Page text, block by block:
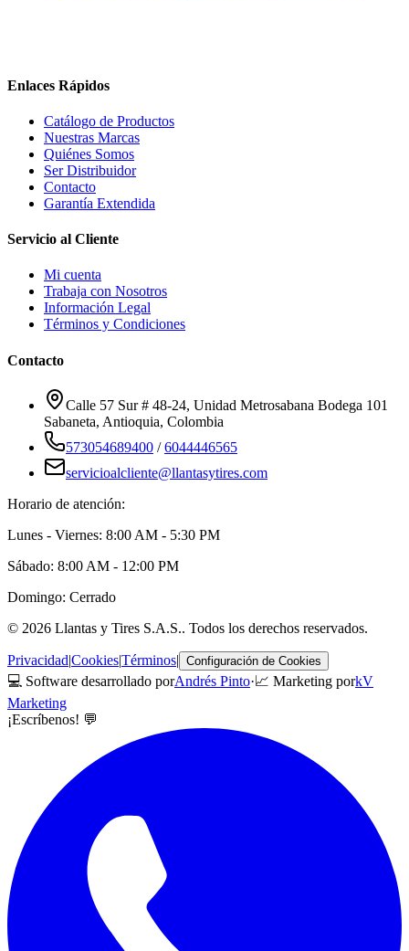
Enlaces Rápidos
Catálogo de Productos
Nuestras Marcas
Quiénes Somos
Ser Distribuidor
Contacto
Garantía Extendida
Servicio al Cliente
Mi cuenta
Trabaja con Nosotros
Información Legal
Términos y Condiciones
Contacto
Calle 57 Sur # 48-24, Unidad Metrosabana Bodega 101
Sabaneta, Antioquia, Colombia
573054689400 /6044446565
servicioalcliente@llantasytires.com
Horario de atención:
Lunes - Viernes: 8:00 AM - 5:30 PM
Sábado: 8:00 AM - 12:00 PM
Domingo: Cerrado
© 2026 Llantas y Tires S.A.S.. Todos los derechos reservados.
Privacidad|Cookies|Términos| Configuración de Cookies
💻 Software desarrollado porAndrés Pinto·📈 Marketing porkV
Marketing
¡Escríbenos! 💬